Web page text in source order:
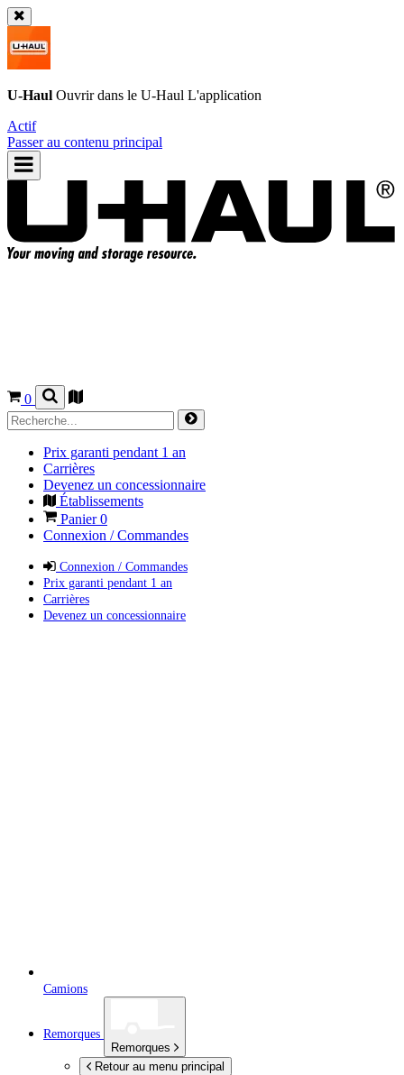
U-Haul Ouvrir dans le U-Haul L'application
Actif
Passer au contenu principal
0
Prix garanti pendant 1 an
Carrières
Devenez un concessionnaire
Établissements
Panier0
Connexion / Commandes
Connexion / Commandes
Prix garanti pendant 1 an
Carrières
Devenez un concessionnaire
Camions
Remorques
Remorques
Retour au menu principal